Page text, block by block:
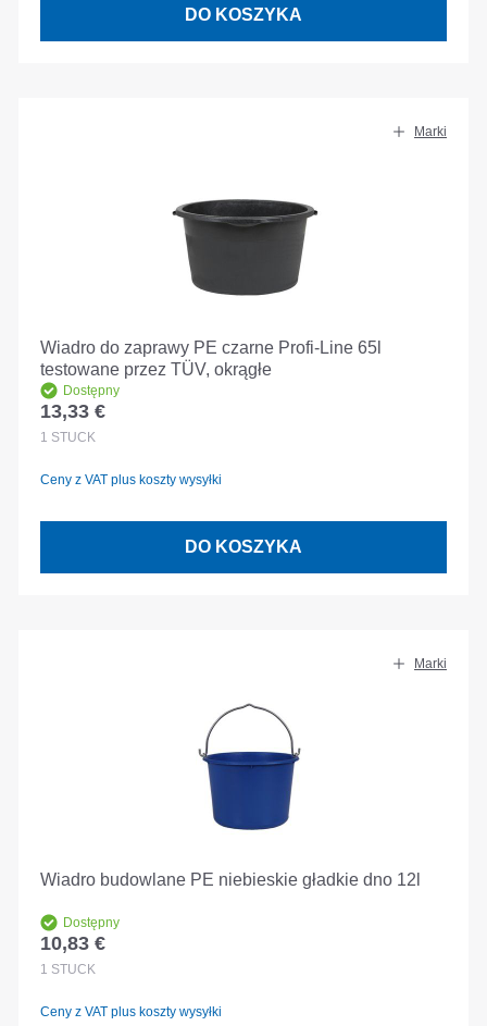
DO KOSZYKA
Marki
Wiadro do zaprawy PE czarne Profi-Line 65l
testowane przez TÜV, okrągłe
Dostępny
Cena regularna:
13,33 €
1 STÜCK
Ceny z VAT plus koszty wysyłki
DO KOSZYKA
Marki
Wiadro budowlane PE niebieskie gładkie dno 12l
Dostępny
Cena regularna:
10,83 €
1 STÜCK
Ceny z VAT plus koszty wysyłki